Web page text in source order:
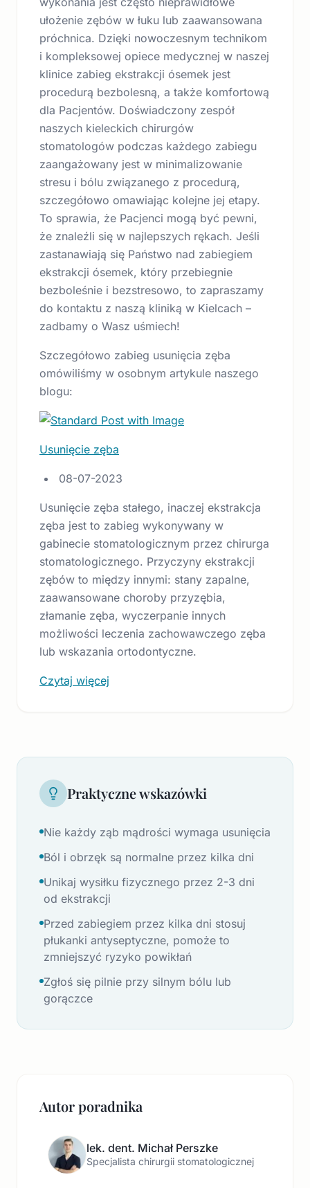
ułożenie zębów w łuku lub zaawansowana
próchnica. Dzięki nowoczesnym technikom
i kompleksowej opiece medycznej w naszej
klinice zabieg ekstrakcji ósemek jest
procedurą bezbolesną, a także komfortową
dla Pacjentów. Doświadczony zespół
naszych kieleckich chirurgów
stomatologów podczas każdego zabiegu
zaangażowany jest w minimalizowanie
stresu i bólu związanego z procedurą,
szczegółowo omawiając kolejne jej etapy.
To sprawia, że Pacjenci mogą być pewni,
że znaleźli się w najlepszych rękach. Jeśli
zastanawiają się Państwo nad zabiegiem
ekstrakcji ósemek, który przebiegnie
bezboleśnie i bezstresowo, to zapraszamy
do kontaktu z naszą kliniką w Kielcach –
zadbamy o Wasz uśmiech!
Szczegółowo zabieg usunięcia zęba
omówiliśmy w osobnym artykule naszego
blogu:
Usunięcie zęba
08-07-2023
Usunięcie zęba stałego, inaczej ekstrakcja
zęba jest to zabieg wykonywany w
gabinecie stomatologicznym przez chirurga
stomatologicznego. Przyczyny ekstrakcji
zębów to między innymi: stany zapalne,
zaawansowane choroby przyzębia,
złamanie zęba, wyczerpanie innych
możliwości leczenia zachowawczego zęba
lub wskazania ortodontyczne.
Czytaj więcej
Praktyczne wskazówki
Nie każdy ząb mądrości wymaga usunięcia
Ból i obrzęk są normalne przez kilka dni
Unikaj wysiłku fizycznego przez 2-3 dni
od ekstrakcji
Przed zabiegiem przez kilka dni stosuj
płukanki antyseptyczne, pomoże to
zmniejszyć ryzyko powikłań
Zgłoś się pilnie przy silnym bólu lub
gorączce
Autor poradnika
lek. dent. Michał Perszke
Specjalista chirurgii stomatologicznej